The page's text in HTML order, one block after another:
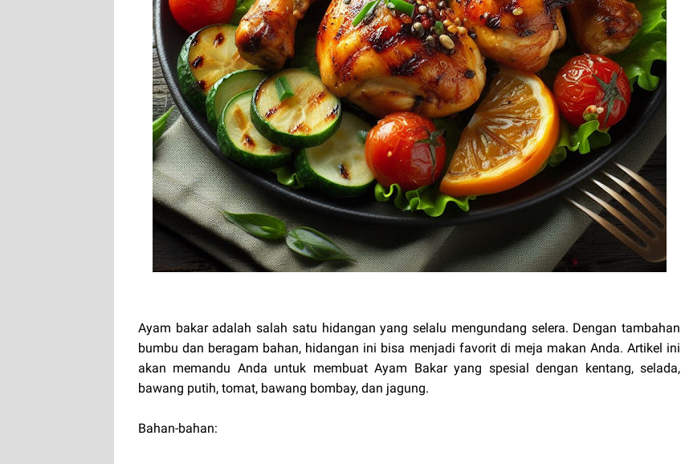
Ayam bakar adalah salah satu hidangan yang selalu mengundang selera. Dengan tambahan
bumbu dan beragam bahan, hidangan ini bisa menjadi favorit di meja makan Anda. Artikel ini
akan memandu Anda untuk membuat Ayam Bakar yang spesial dengan kentang, selada,
bawang putih, tomat, bawang bombay, dan jagung.
Bahan-bahan: